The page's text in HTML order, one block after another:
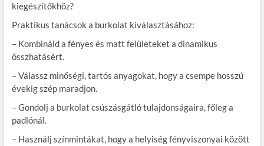
kiegészítőkhöz?
Praktikus tanácsok a burkolat kiválasztásához:
– Kombináld a fényes és matt felületeket a dinamikus
összhatásért.
– Válassz minőségi, tartós anyagokat, hogy a csempe hosszú
évekig szép maradjon.
– Gondolj a burkolat csúszásgátló tulajdonságaira, főleg a
padlónál.
– Használj színmintákat, hogy a helyiség fényviszonyai között